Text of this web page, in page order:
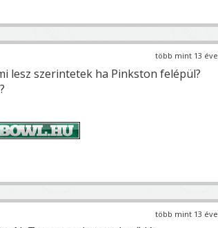
több mint 13 éve
lesz szerintetek ha Pinkston felépül?
több mint 13 éve